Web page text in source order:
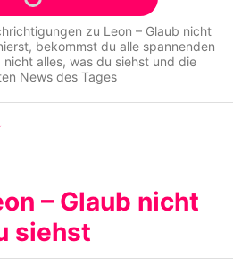
Team
Richtlinien
verwalten
zu Leon – Glaub nicht
bekommst du alle spannenden
nicht alles, was du siehstund die
News des Tages
– Glaub nicht
siehst